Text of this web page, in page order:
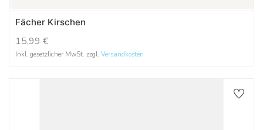
Fächer Kirschen
15,99 €
Inkl. gesetzlicher MwSt. zzgl. Versandkosten